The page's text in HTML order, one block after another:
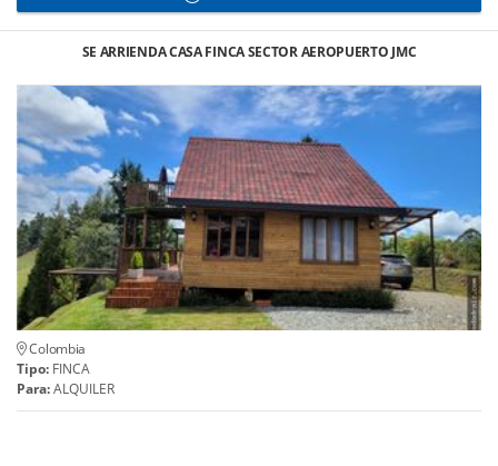
SE ARRIENDA CASA FINCA SECTOR AEROPUERTO JMC
Colombia
Tipo: FINCA
Para:ALQUILER